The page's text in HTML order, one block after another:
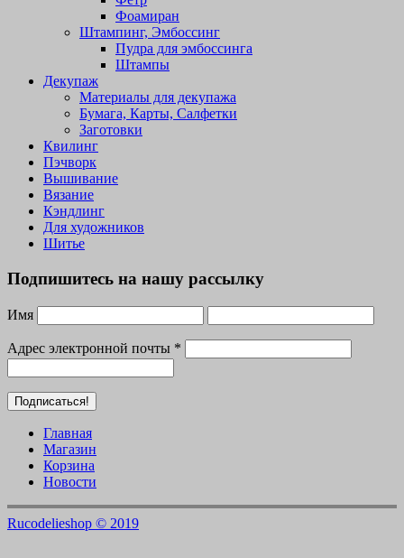
Фоамиран
Штампинг, Эмбоссинг
Пудра для эмбоссинга
Штампы
Декупаж
Материалы для декупажа
Бумага, Карты, Салфетки
Заготовки
Квилинг
Пэчворк
Вышивание
Вязание
Кэндлинг
Для художников
Шитье
Подпишитесь на нашу рассылку
Имя
Адрес электронной почты *
Главная
Магазин
Корзина
Новости
Rucodelieshop © 2019